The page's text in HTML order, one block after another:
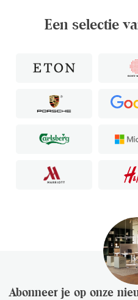
Een selectie
Abonneer je op onze